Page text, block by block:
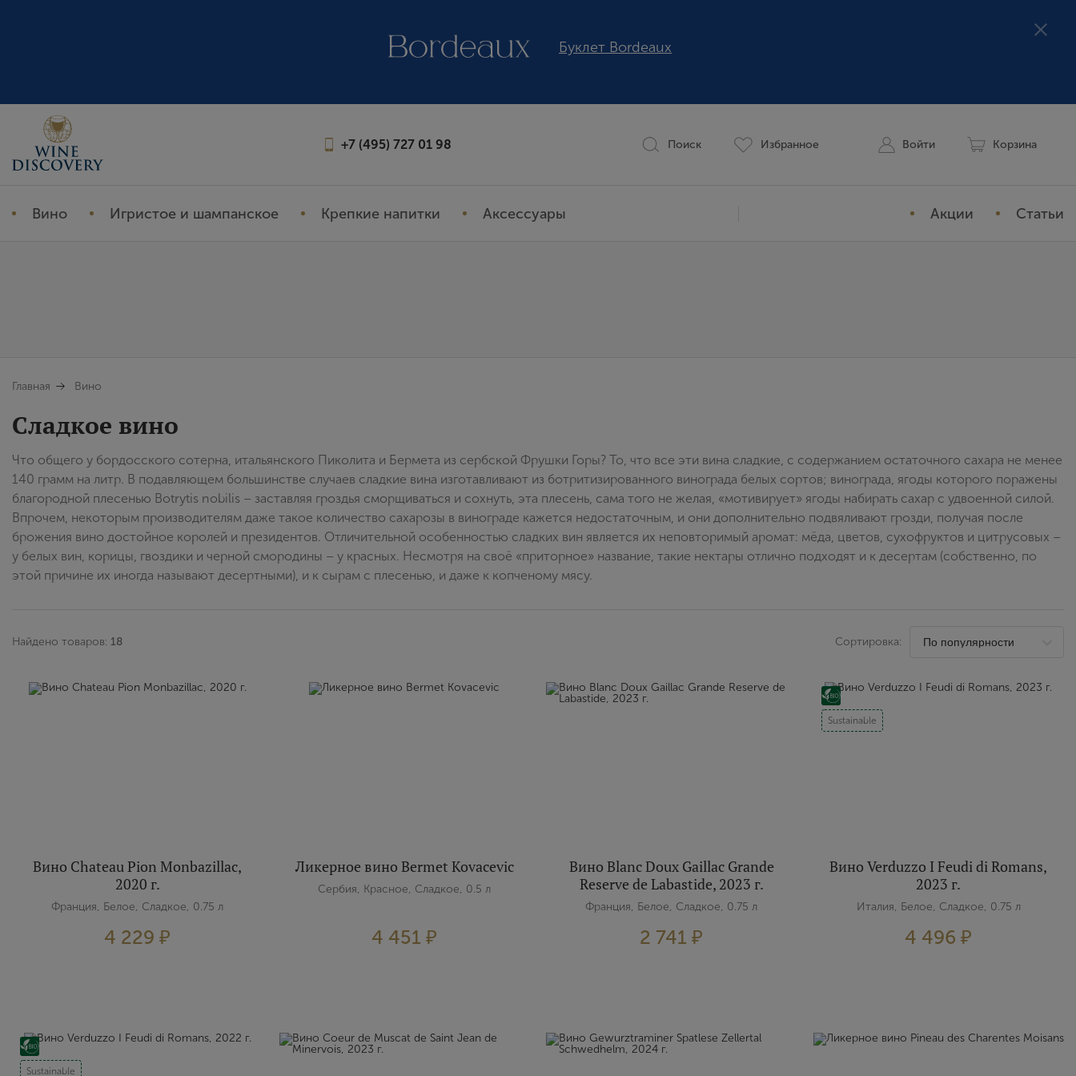
Буклет Bordeaux
+7 (495) 727 01 98 Поиск Избранное Войти Корзина
Вино Игристое и шампанское Крепкие напитки Аксессуары Акции Статьи
Главная Вино
Сладкое вино
Что общего у бордосского сотерна, итальянского Пиколита и Бермета из сербской Фрушки Горы? То, что все эти вина сладкие, с содержанием остаточного сахара не менее
140 грамм на литр. В подавляющем большинстве случаев сладкие вина изготавливают из ботритизированного винограда белых сортов; винограда, ягоды которого поражены
благородной плесенью Botrytis nobilis – заставляя гроздья сморщиваться и сохнуть, эта плесень, сама того не желая, «мотивирует» ягоды набирать сахар с удвоенной силой.
Впрочем, некоторым производителям даже такое количество сахарозы в винограде кажется недостаточным, и они дополнительно подвяливают грозди, получая после
брожения вино достойное королей и президентов. Отличительной особенностью сладких вин является их неповторимый аромат: мёда, цветов, сухофруктов и цитрусовых –
у белых вин, корицы, гвоздики и черной смородины – у красных. Несмотря на своё «приторное» название, такие нектары отлично подходят и к десертам (собственно, по
этой причине их иногда называют десертными), и к сырам с плесенью, и даже к копченому мясу.
Найдено товаров: 18 Сортировка:
Вино Chateau Pion Monbazillac,
2020 г.
Франция, Белое, Сладкое, 0.75 л
4 229 ₽
Ликерное вино Bermet Kovacevic
Сербия, Красное, Сладкое, 0.5 л
4 451 ₽
Вино Blanc Doux Gaillac Grande
Reserve de Labastide, 2023 г.
Франция, Белое, Сладкое, 0.75 л
2 741 ₽
Sustainable
Вино Verduzzo I Feudi di Romans,
2023 г.
Италия, Белое, Сладкое, 0.75 л
4 496 ₽
Sustainable